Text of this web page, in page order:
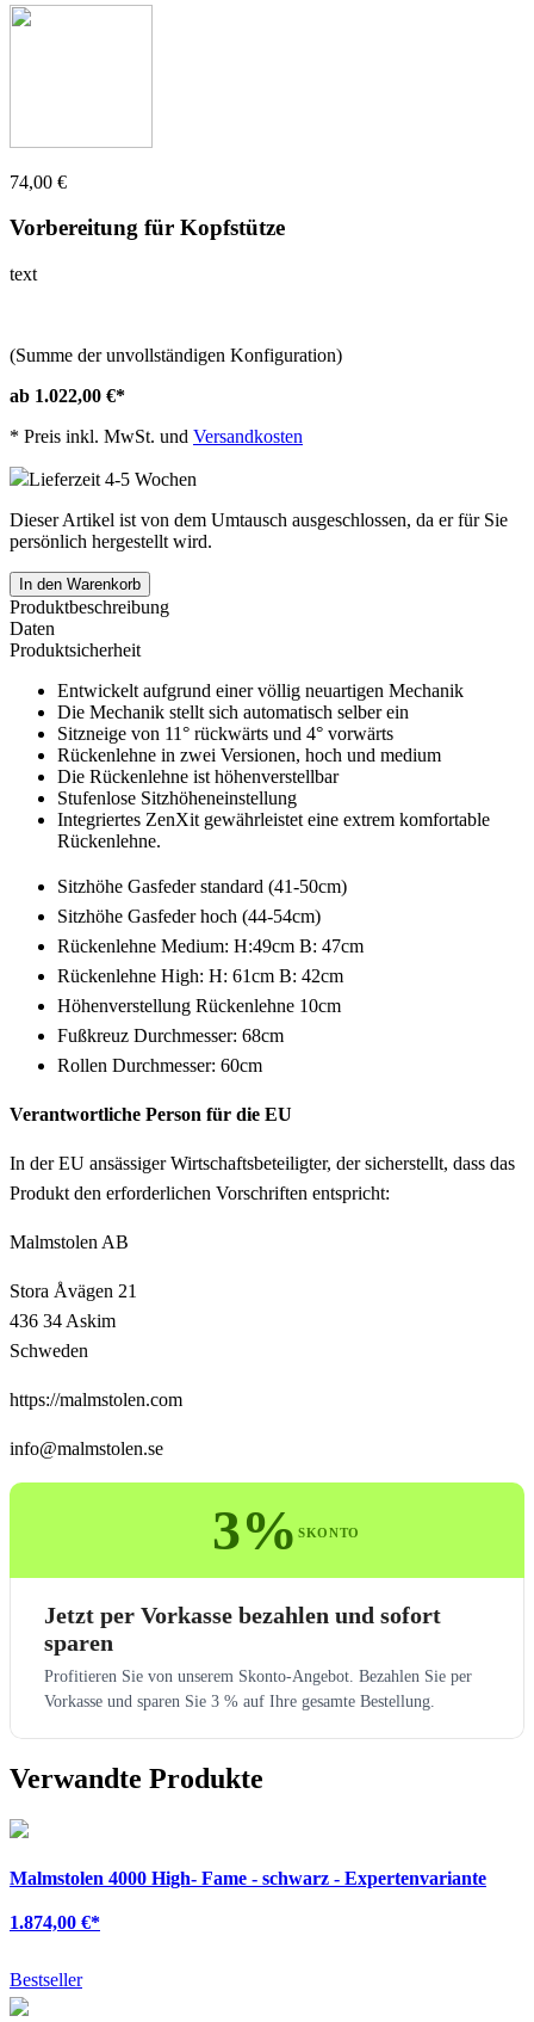
74,00 €
Vorbereitung für Kopfstütze
text
(Summe der unvollständigen Konfiguration)
ab 1.022,00 €*
* Preis inkl. MwSt. und Versandkosten
Lieferzeit 4-5 Wochen
Dieser Artikel ist von dem Umtausch ausgeschlossen, da er für Sie
persönlich hergestellt wird.
In den Warenkorb
Produktbeschreibung
Daten
Produktsicherheit
Entwickelt aufgrund einer völlig neuartigen Mechanik
Die Mechanik stellt sich automatisch selber ein
Sitzneige von 11° rückwärts und 4° vorwärts
Rückenlehne in zwei Versionen, hoch und medium
Die Rückenlehne ist höhenverstellbar
Stufenlose Sitzhöheneinstellung
Integriertes ZenXit gewährleistet eine extrem komfortable
Rückenlehne.
Sitzhöhe Gasfeder standard (41-50cm)
Sitzhöhe Gasfeder hoch (44-54cm)
Rückenlehne Medium: H:49cm B: 47cm
Rückenlehne High: H: 61cm B: 42cm
Höhenverstellung Rückenlehne 10cm
Fußkreuz Durchmesser: 68cm
Rollen Durchmesser: 60cm
Verantwortliche Person für die EU
In der EU ansässiger Wirtschaftsbeteiligter, der sicherstellt, dass das
Produkt den erforderlichen Vorschriften entspricht:
Malmstolen AB
Stora Åvägen 21
436 34 Askim
Schweden
https://malmstolen.com
info@malmstolen.se
3%SKONTO
Jetzt per Vorkasse bezahlen und sofort
sparen
Profitieren Sie von unserem Skonto-Angebot. Bezahlen Sie per
Vorkasse und sparen Sie 3 % auf Ihre gesamte Bestellung.
Verwandte Produkte
Malmstolen 4000 High- Fame - schwarz - Expertenvariante
1.874,00 €*
Bestseller